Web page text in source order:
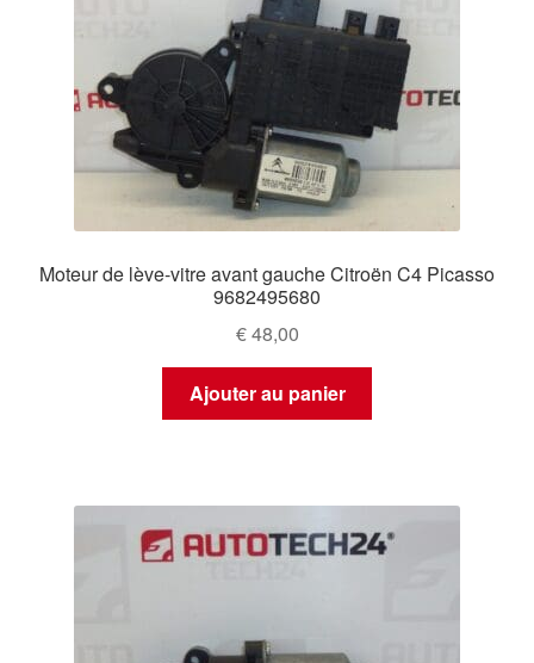
Moteur de lève-vitre avant gauche Citroën C4 Picasso
9682495680
€48,00
Ajouter au panier